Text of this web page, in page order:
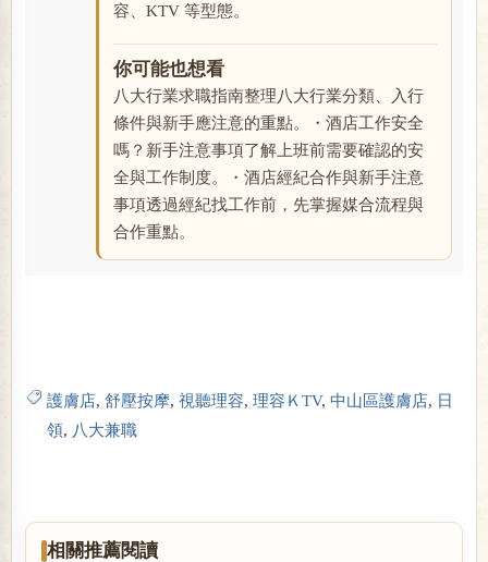
容、KTV 等型態。
你可能也想看
八大行業求職指南整理八大行業分類、入行
條件與新手應注意的重點。・酒店工作安全
嗎？新手注意事項了解上班前需要確認的安
全與工作制度。・酒店經紀合作與新手注意
事項透過經紀找工作前，先掌握媒合流程與
合作重點。
護膚店, 舒壓按摩, 視聽理容, 理容ＫTV, 中山區護膚店, 日
領, 八大兼職
相關推薦閱讀